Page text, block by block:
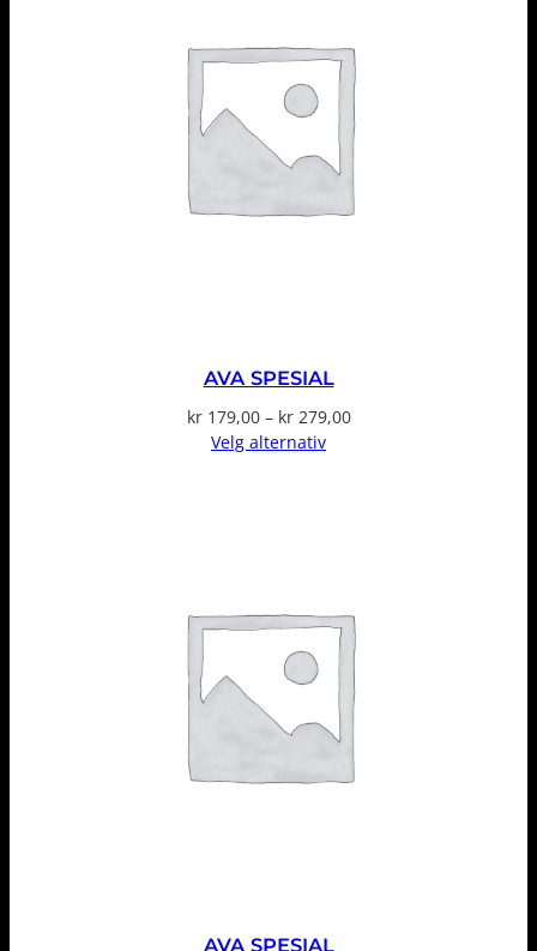
AVA SPESIAL
kr179,00 – kr279,00Prisområde:
Velg alternativ
AVA SPESIAL